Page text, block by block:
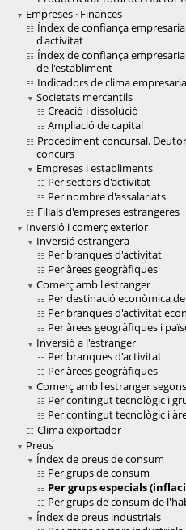
Empreses · Finances
Índex de confiança
d'activitat
Índex de confiança
de l'establiment
Indicadors de clima
Societats mercantils
Creació i dissolució
Ampliació de capital
Procediment concursal.
concurs
Empreses i establiments
Per sectors d'activitat
Per nombre d'assalariats
Filials d'empreses estrangeres
Inversió i comerç exterior
Inversió estrangera
Per branques d'activitat
Per àrees geogràfiques
Comerç amb l'estranger
Per destinació econòmica
Per branques d'activitat
Per àrees geogràfiques i
Inversió a l'estranger
Per branques d'activitat
Per àrees geogràfiques
Comerç amb l'estranger
Per contingut tecnològic i
Per contingut tecnològic i
Clima exportador
Preus
Índex de preus de consum
Per grups de consum
Per grups especials
Per grups de consum de
Índex de preus industrials